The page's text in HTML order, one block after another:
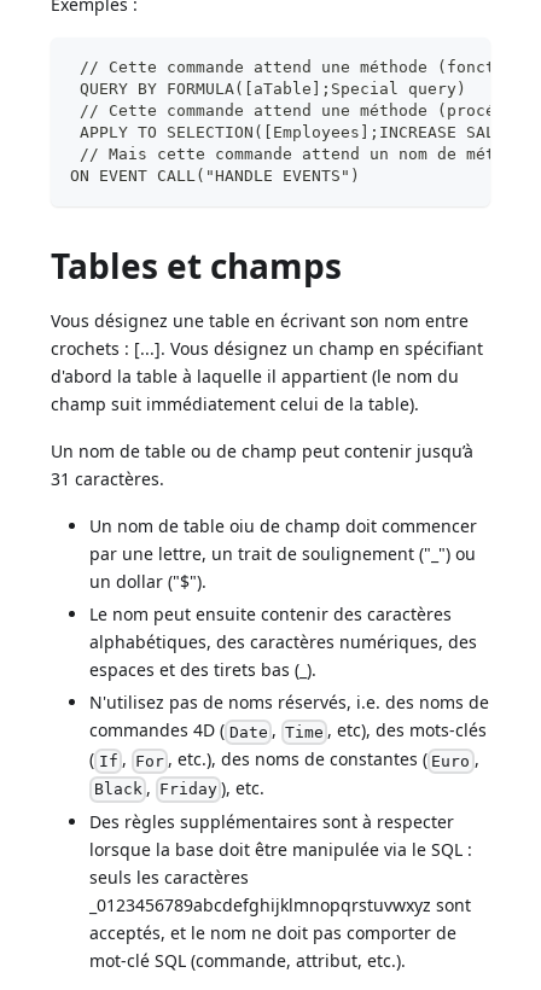
Exemples :
// Cette commande attend une méthode
QUERY BY FORMULA([aTable];Special query)
// Cette commande attend une méthode
APPLY TO SELECTION([Employees];INCREASE
// Mais cette commande attend un nom de méthode
ON EVENT CALL("HANDLE EVENTS")
Tables et champs
Vous désignez une table en écrivant son nom entre
crochets : [...]. Vous désignez un champ en spécifiant
d'abord la table à laquelle il appartient (le nom du
champ suit immédiatement celui de la table).
Un nom de table ou de champ peut contenir jusqu’à
31 caractères.
Un nom de table oiu de champ doit commencer
par une lettre, un trait de soulignement ("_") ou
un dollar ("$").
Le nom peut ensuite contenir des caractères
alphabétiques, des caractères numériques, des
espaces et des tirets bas (_).
N'utilisez pas de noms réservés, i.e. des noms de
commandes 4D ( Date , Time , etc), des mots-clés
( If , For , etc.), des noms de constantes ( Euro ,
Black , Friday ), etc.
Des règles supplémentaires sont à respecter
lorsque la base doit être manipulée via le SQL :
seuls les caractères
_0123456789abcdefghijklmnopqrstuvwxyz sont
acceptés, et le nom ne doit pas comporter de
mot-clé SQL (commande, attribut, etc.).